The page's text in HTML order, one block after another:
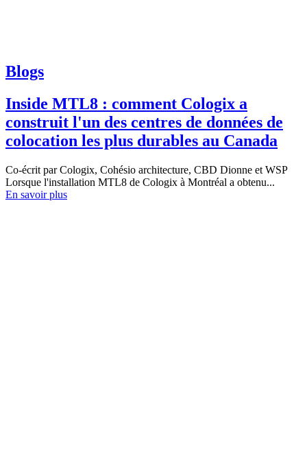
Blogs
Inside MTL8 : comment Cologix a
construit l'un des centres de données de
colocation les plus durables au Canada
Co-écrit par Cologix, Cohésio architecture, CBD Dionne et WSP
Lorsque l'installation MTL8 de Cologix à Montréal a obtenu...
En savoir plus